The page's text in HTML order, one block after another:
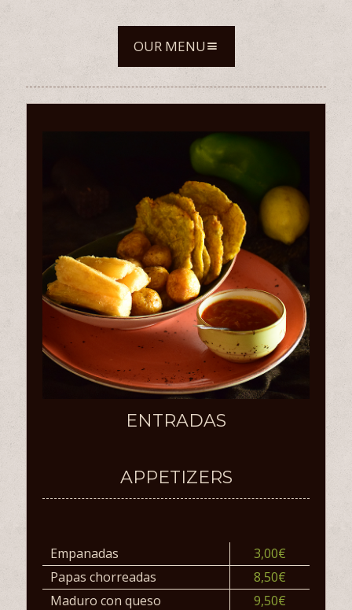
OUR MENU
ENTRADAS
APPETIZERS
Empanadas
3,00€
Papas chorreadas
8,50€
Maduro con queso
9,50€